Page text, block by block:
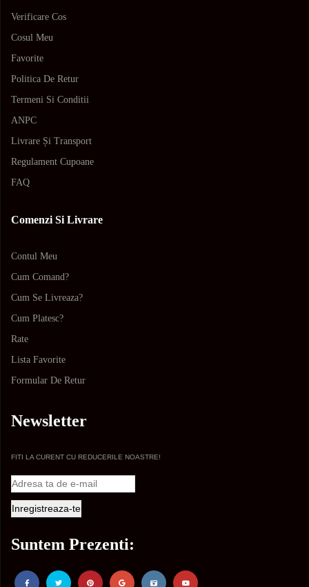
Verificare Cos
Cosul Meu
Favorite
Politica De Retur
Termeni Si Conditii
ANPC
Livrare Și Transport
Regulament Cupoane
FAQ
Comenzi Si Livrare
Contul Meu
Cum Comand?
Cum Se Livreaza?
Cum Platesc?
Rate
Lista Favorite
Formular De Retur
Newsletter
FITI LA CURENT CU REDUCERILE NOASTRE!
Suntem Prezenti: